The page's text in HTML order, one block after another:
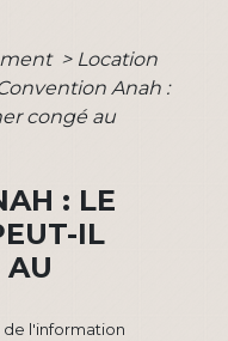
> Location
Anah :
congé au
: LE
IL
AU
de l'information